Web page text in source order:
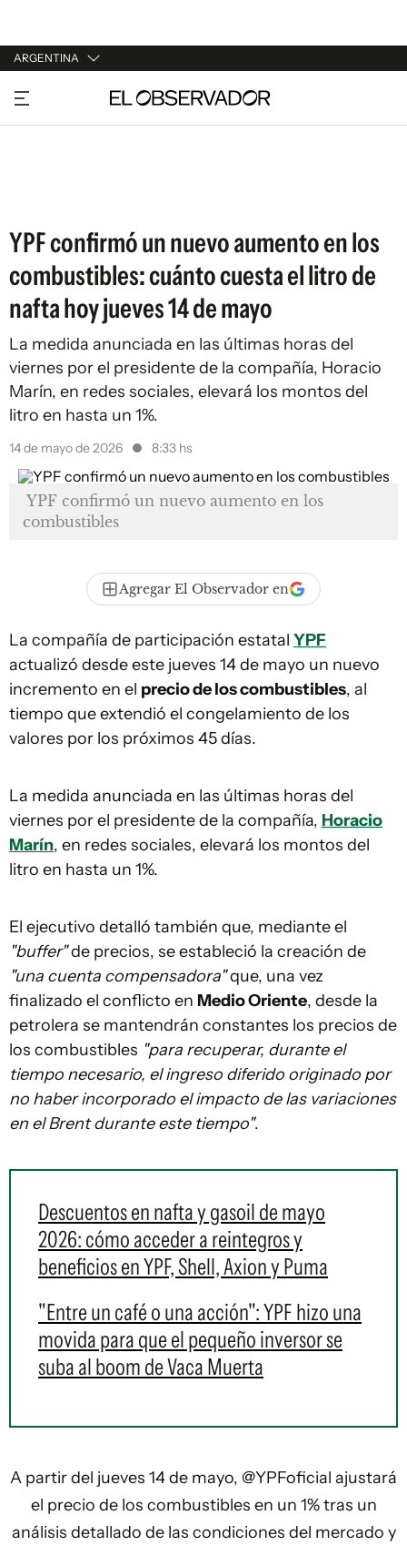
ARGENTINA
URUGUAY
ARGENTINA
YPF confirmó un nuevo aumento en los
combustibles: cuánto cuesta el litro de
nafta hoy jueves 14 de mayo
La medida anunciada en las últimas horas del
viernes por el presidente de la compañía, Horacio
Marín, en redes sociales, elevará los montos del
litro en hasta un 1%.
14 de mayo de 2026 8:33 hs
YPF confirmó un nuevo aumento en los
combustibles
Agregar El Observador en
La compañía de participación estatal YPF
actualizó desde este jueves 14 de mayo un nuevo
incremento en el precio de los combustibles, al
tiempo que extendió el congelamiento de los
valores por los próximos 45 días.
La medida anunciada en las últimas horas del
viernes por el presidente de la compañía, Horacio
Marín, en redes sociales, elevará los montos del
litro en hasta un 1%.
El ejecutivo detalló también que, mediante el
"buffer"de precios, se estableció la creación de
"una cuenta compensadora"que, una vez
finalizado el conflicto en Medio Oriente, desde la
petrolera se mantendrán constantes los precios de
los combustibles "para recuperar, durante el
tiempo necesario, el ingreso diferido originado por
no haber incorporado el impacto de las variaciones
en el Brent durante este tiempo".
Descuentos en nafta y gasoil de mayo
2026: cómo acceder a reintegros y
beneficios en YPF, Shell, Axion y Puma
"Entre un café o una acción": YPF hizo una
movida para que el pequeño inversor se
suba al boom de Vaca Muerta
A partir del jueves 14 de mayo, @YPFoficial ajustará
el precio de los combustibles en un 1% tras un
análisis detallado de las condiciones del mercado y